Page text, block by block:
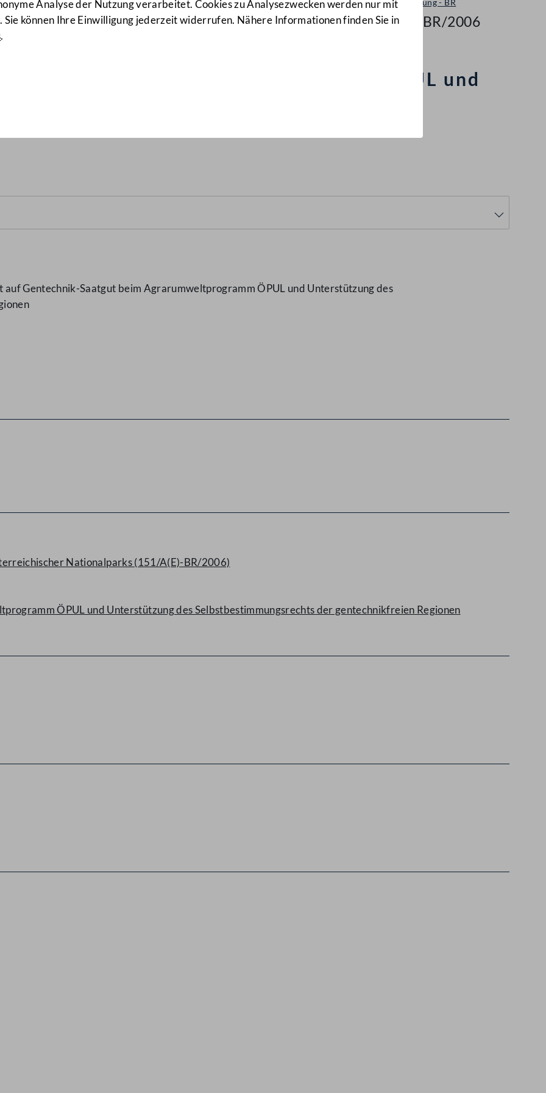
Analyse der Nutzung verarbeitet. Cookies zu Analysezwecken werden nur mit
Sie können Ihre Einwilligung jederzeit widerrufen. Nähere Informationen finden Sie in
.
Entschließung - BR
211/E-BR/2006
beim Agrarumweltprogramm ÖPUL und
der gentechnikfreien
Gentechnik-Saatgut beim Agrarumweltprogramm ÖPUL und Unterstützung des
Nationalparks (151/A(E)-BR/2006)
ÖPUL und Unterstützung des Selbstbestimmungsrechts der gentechnikfreien Regionen